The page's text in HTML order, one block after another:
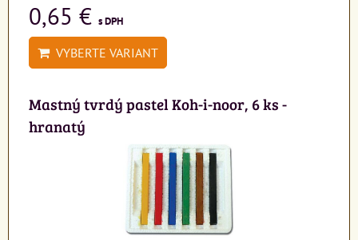
0,65 € s DPH
VYBERTE VARIANT
Mastný tvrdý pastel Koh-i-noor, 6 ks -
hranatý